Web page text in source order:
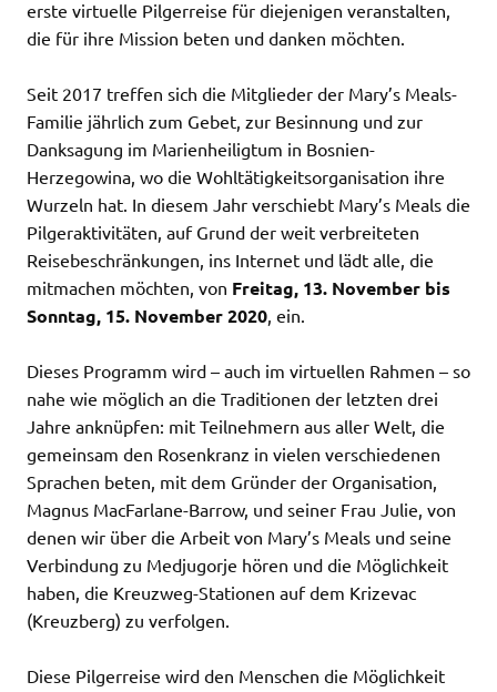
erste virtuelle Pilgerreise für diejenigen veranstalten,
die für ihre Mission beten und danken möchten.
Seit 2017 treffen sich die Mitglieder der Mary’s Meals-
Familie jährlich zum Gebet, zur Besinnung und zur
Danksagung im Marienheiligtum in Bosnien-
Herzegowina, wo die Wohltätigkeitsorganisation ihre
Wurzeln hat. In diesem Jahr verschiebt Mary’s Meals die
Pilgeraktivitäten, auf Grund der weit verbreiteten
Reisebeschränkungen, ins Internet und lädt alle, die
mitmachen möchten, von Freitag, 13. November bis
Sonntag, 15. November 2020 , ein.
Dieses Programm wird – auch im virtuellen Rahmen – so
nahe wie möglich an die Traditionen der letzten drei
Jahre anknüpfen: mit Teilnehmern aus aller Welt, die
gemeinsam den Rosenkranz in vielen verschiedenen
Sprachen beten, mit dem Gründer der Organisation,
Magnus MacFarlane-Barrow, und seiner Frau Julie, von
denen wir über die Arbeit von Mary’s Meals und seine
Verbindung zu Medjugorje hören und die Möglichkeit
haben, die Kreuzweg-Stationen auf dem Krizevac
(Kreuzberg) zu verfolgen.
Diese Pilgerreise wird den Menschen die Möglichkeit